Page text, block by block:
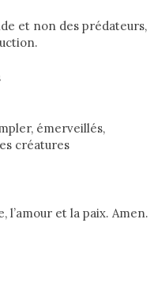
et non des prédateurs,
émerveillés,
créatures
l’amour et la paix. Amen.